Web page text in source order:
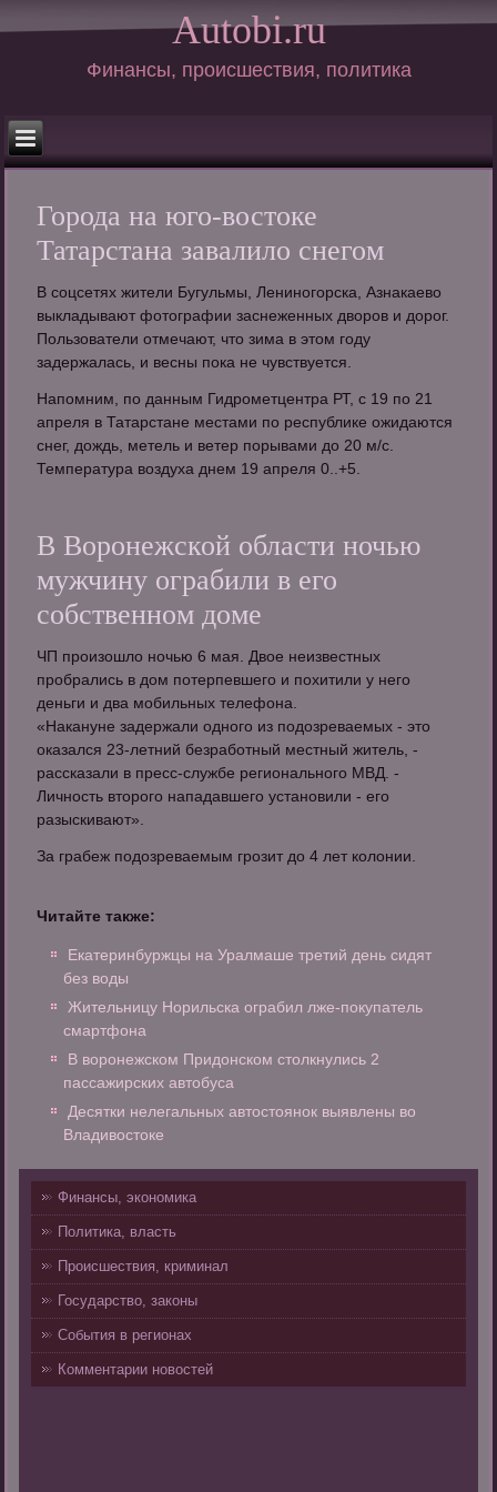
Autobi.ru
Финансы, происшествия, политика
Города на юго-востоке
Татарстана завалило снегом
В соцсетях жители Бугульмы, Лениногорска, Азнакаево
выкладывают фотографии заснеженных дворов и дорог.
Пользователи отмечают, что зима в этом году
задержалась, и весны пока не чувствуется.
Напомним, по данным Гидрометцентра РТ, с 19 по 21
апреля в Татарстане местами по республике ожидаются
снег, дождь, метель и ветер порывами до 20 м/с.
Температура воздуха днем 19 апреля 0..+5.
В Воронежской области ночью
мужчину ограбили в его
собственном доме
ЧП произошло ночью 6 мая. Двое неизвестных
пробрались в дом потерпевшего и похитили у него
деньги и два мобильных телефона.
«Накануне задержали одного из подозреваемых - это
оказался 23-летний безработный местный житель, -
рассказали в пресс-службе регионального МВД. -
Личность второго нападавшего установили - его
разыскивают».
За грабеж подозреваемым грозит до 4 лет колонии.
Читайте также:
Екатеринбуржцы на Уралмаше третий день сидят
без воды
Жительницу Норильска ограбил лже-покупатель
смартфона
В воронежском Придонском столкнулись 2
пассажирских автобуса
Десятки нелегальных автостоянок выявлены во
Владивостоке
Финансы, экономика
Политика, власть
Происшествия, криминал
Государство, законы
События в регионах
Комментарии новостей